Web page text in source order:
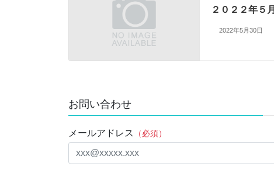
２０２２年５
2022年5月30日
お問い合わせ
メールアドレス （必須）